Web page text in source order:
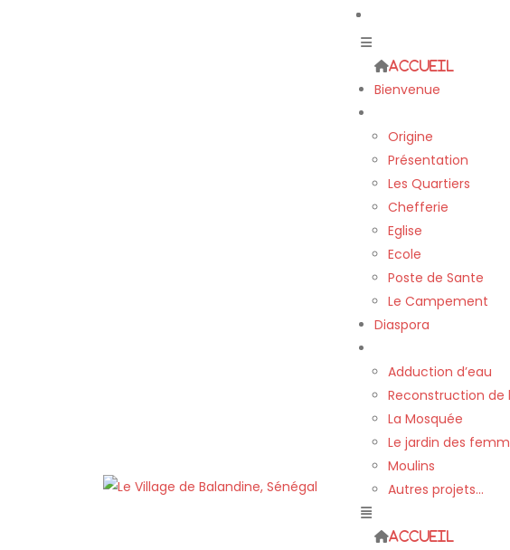
Accueil
Bienvenue
Origine
Présentation
Les Quartiers
Chefferie
Eglise
Ecole
Poste de Sante
Le Campement
Diaspora
Adduction d’eau
Reconstruction de
La Mosquée
Le jardin des
Moulins
Autres projets…
Accueil